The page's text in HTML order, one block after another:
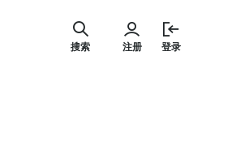
注册 登录
搜索